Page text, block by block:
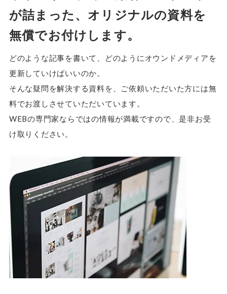
が詰まった、オリジナルの資料を
無償でお付けします。
どのような記事を書いて、どのようにオウンドメディアを
更新していけばいいのか。
そんな疑問を解決する資料を、ご依頼いただいた方には無
料でお渡しさせていただいています。
WEBの専門家ならではの情報が満載ですので、是非お受
け取りください。